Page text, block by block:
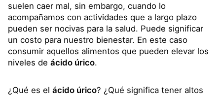
suelen caer mal, sin embargo, cuando lo
acompañamos con actividades que a largo plazo
pueden ser nocivas para la salud. Puede significar
un costo para nuestro bienestar. En este caso
consumir aquellos alimentos que pueden elevar los
niveles de ácido úrico.
¿Qué es el ácido úrico? ¿Qué significa tener altos